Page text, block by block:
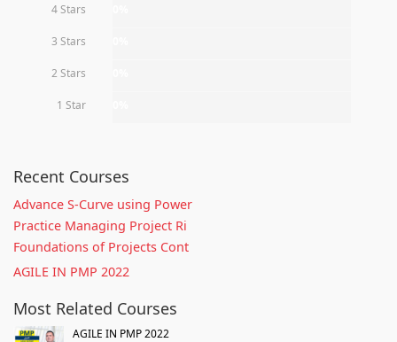
4 Stars
3 Stars
2 Stars
1 Star
Recent Courses
Advance S-Curve using Power
Practice Managing Project Ri
Foundations of Projects Cont
AGILE IN PMP 2022
Most Related Courses
AGILE IN PMP 2022